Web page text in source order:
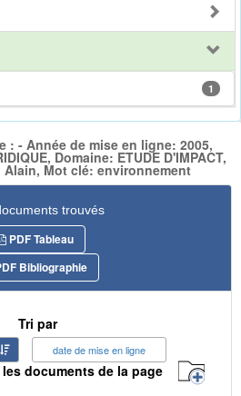
1
: - Année de mise en ligne: 2005,
Domaine: ETUDE D'IMPACT,
Alain, Mot clé: environnement
trouvés
PDF Tableau
Bibliographie
Tri par
date de mise en ligne
documents de la page